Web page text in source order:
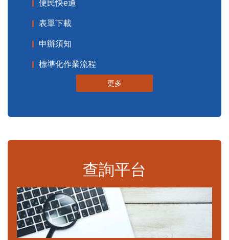
便民快e通
表單下載
申辦須知
標準化作業流程
更多
查詢平台